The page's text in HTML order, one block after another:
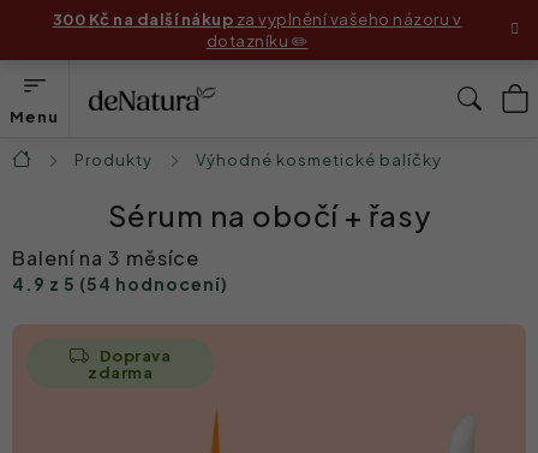
obsah
300 Kč na další nákup za vyplnění vašeho názoru v
dotazníku ✏️
Produkty
Jak používat produkty
Příběhy zákaznic
Produkty Výhodné kosmetické balíčky
Sérum na obočí + řasy
Balení na 3 měsíce
4.9 z 5 (54 hodnocení)
Doprava
zdarma